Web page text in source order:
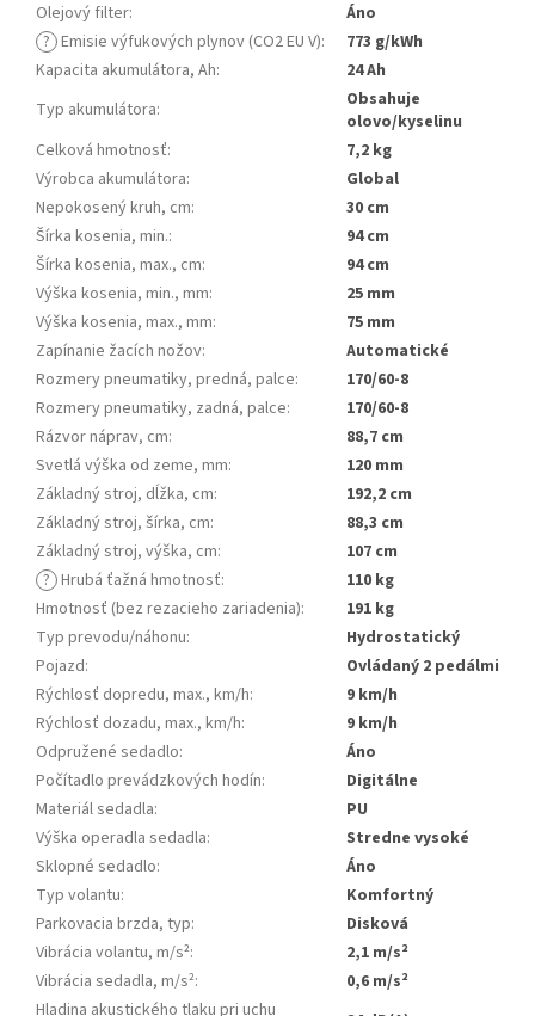
Olejový filter:
Áno
? Emisie výfukových plynov (CO2 EU V):
773 g/kWh
Kapacita akumulátora, Ah:
24 Ah
Typ akumulátora:
Obsahuje
olovo/kyselinu
Celková hmotnosť:
7,2 kg
Výrobca akumulátora:
Global
Nepokosený kruh, cm:
30 cm
Šírka kosenia, min.:
94 cm
Šírka kosenia, max., cm:
94 cm
Výška kosenia, min., mm:
25 mm
Výška kosenia, max., mm:
75 mm
Zapínanie žacích nožov:
Automatické
Rozmery pneumatiky, predná, palce:
170/60-8
Rozmery pneumatiky, zadná, palce:
170/60-8
Rázvor náprav, cm:
88,7 cm
Svetlá výška od zeme, mm:
120 mm
Základný stroj, dĺžka, cm:
192,2 cm
Základný stroj, šírka, cm:
88,3 cm
Základný stroj, výška, cm:
107 cm
? Hrubá ťažná hmotnosť:
110 kg
Hmotnosť (bez rezacieho zariadenia):
191 kg
Typ prevodu/náhonu:
Hydrostatický
Pojazd:
Ovládaný 2 pedálmi
Rýchlosť dopredu, max., km/h:
9 km/h
Rýchlosť dozadu, max., km/h:
9 km/h
Odpružené sedadlo:
Áno
Počítadlo prevádzkových hodín:
Digitálne
Materiál sedadla:
PU
Výška operadla sedadla:
Stredne vysoké
Sklopné sedadlo:
Áno
Typ volantu:
Komfortný
Parkovacia brzda, typ:
Disková
Vibrácia volantu, m/s²:
2,1 m/s²
Vibrácia sedadla, m/s²:
0,6 m/s²
Hladina akustického tlaku pri uchu